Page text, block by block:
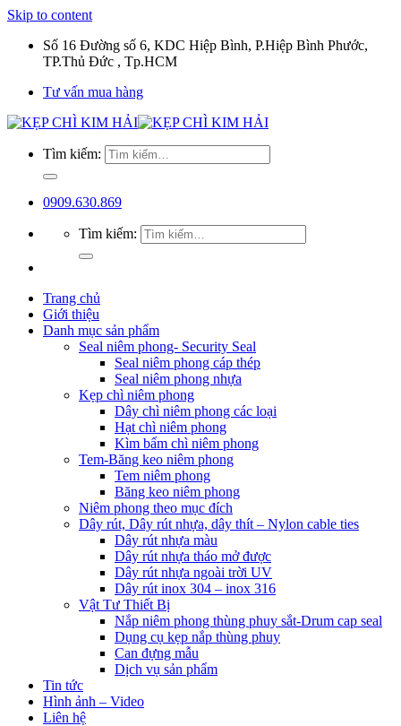
Skip to content
Số 16 Đường số 6, KDC Hiệp Bình, P.Hiệp Bình Phước,
TP.Thủ Đức , Tp.HCM
Tư vấn mua hàng
Tìm kiếm:
0909.630.869
Tìm kiếm:
Trang chủ
Giới thiệu
Danh mục sản phẩm
Seal niêm phong- Security Seal
Seal niêm phong cáp thép
Seal niêm phong nhựa
Kẹp chì niêm phong
Dây chì niêm phong các loại
Hạt chì niêm phong
Kìm bấm chì niêm phong
Tem-Băng keo niêm phong
Tem niêm phong
Băng keo niêm phong
Niêm phong theo mục đích
Dây rút, Dây rút nhựa, dây thít – Nylon cable ties
Dây rút nhựa màu
Dây rút nhựa tháo mở được
Dây rút nhựa ngoài trời UV
Dây rút inox 304 – inox 316
Vật Tư Thiết Bị
Nắp niêm phong thùng phuy sắt-Drum cap seal
Dụng cụ kẹp nắp thùng phuy
Can đựng mẫu
Dịch vụ sản phẩm
Tin tức
Hình ảnh – Video
Liên hệ